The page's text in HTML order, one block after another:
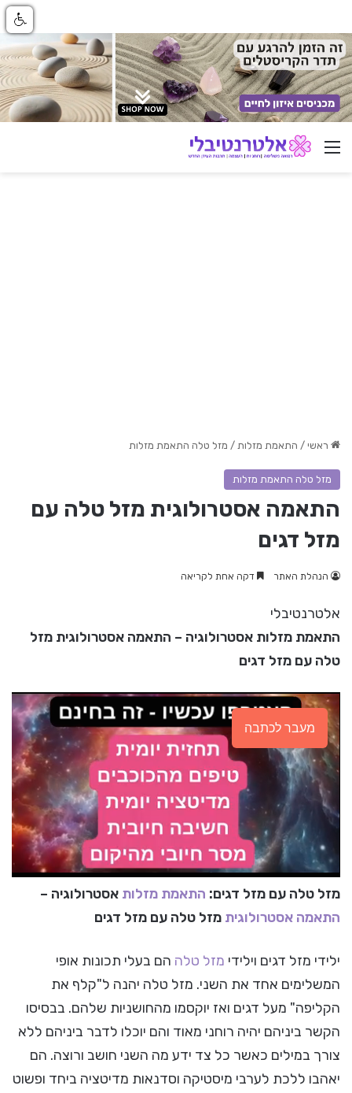
ניווט באתר
ראשי / התאמת מזלות / מזל טלה התאמת מזלות
מזל טלה התאמת מזלות
התאמה אסטרולוגית מזל טלה עם
מזל דגים
הנהלת האתר דקה אחת לקריאה
אלטרנטיבלי
התאמת מזלות אסטרולוגיה – התאמה אסטרולוגית מזל
טלה עם מזל דגים
מעבר לכתבה
מזל טלה עם מזל דגים: התאמת מזלות אסטרולוגיה –
התאמה אסטרולוגית מזל טלה עם מזל דגים
ילידי מזל דגים וילידי מזל טלה הם בעלי תכונות אופי
המשלימים אחד את השני. מזל טלה יהנה ל"קלף את
הקליפה" מעל דגים ואז יוקסמו מהחושניות שלהם. בבסיסו
הקשר ביניהם יהיה רוחני מאוד והם יוכלו לדבר ביניהם ללא
צורך במילים כאשר כל צד ידע מה השני חושב ורוצה. הם
יאהבו ללכת לערבי מיסטיקה וסדנאות מדיטציה ביחד ופשוט